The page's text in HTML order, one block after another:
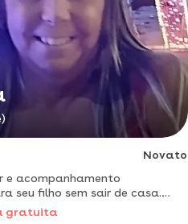
Novato
e acompanhamento
seu filho sem sair de casa.
"só
em aprender,quem tem paixão
gratuita